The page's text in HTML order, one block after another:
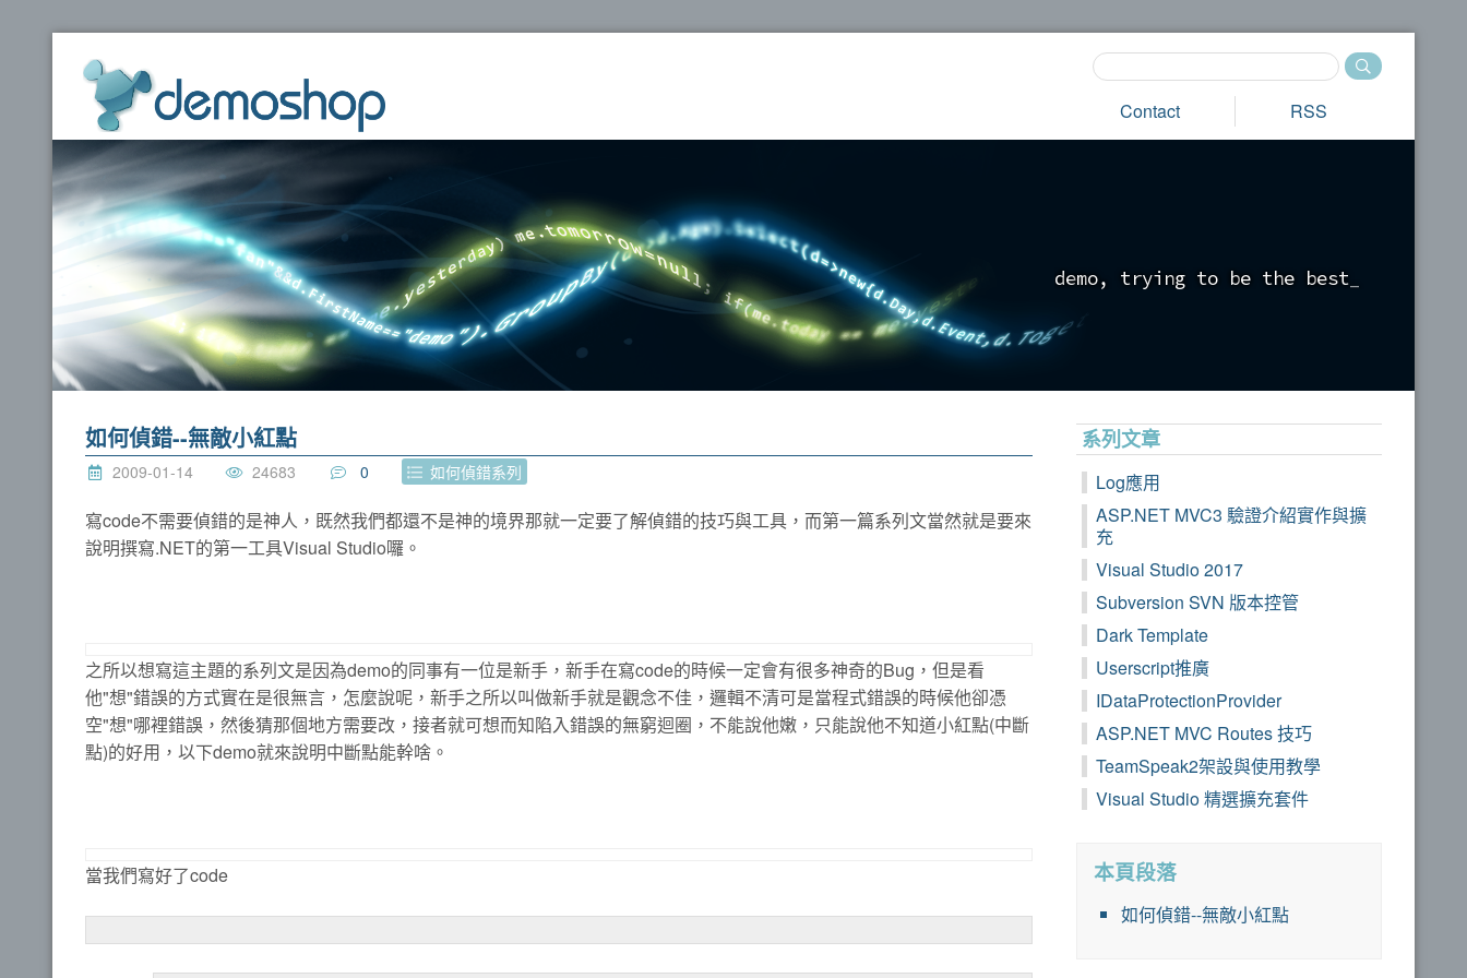
Contact RSS
demo, tryi ng to be the best
如何偵錯--無敵小紅點
2009-01-14 24683 0 如何偵錯系列
寫code不需要偵錯的是神人，既然我們都還不是神的境界那就一定要了解偵錯的技巧與工具，而第一篇系列文當然就是要來
說明撰寫.NET的第一工具Visual Studio囉。
之所以想寫這主題的系列文是因為demo的同事有一位是新手，新手在寫code的時候一定會有很多神奇的Bug，但是看
他"想"錯誤的方式實在是很無言，怎麼說呢，新手之所以叫做新手就是觀念不佳，邏輯不清可是當程式錯誤的時候他卻憑
空"想"哪裡錯誤，然後猜那個地方需要改，接者就可想而知陷入錯誤的無窮迴圈，不能說他嫩，只能說他不知道小紅點(中斷
點)的好用，以下demo就來說明中斷點能幹啥。
當我們寫好了code
系列文章
Log應用
ASP.NET MVC3 驗證介紹實作與擴
充
Visual Studio 2017
Subversion SVN 版本控管
Dark Template
Userscript推廣
IDataProtectionProvider
ASP.NET MVC Routes 技巧
TeamSpeak2架設與使用教學
Visual Studio 精選擴充套件
本頁段落
如何偵錯--無敵小紅點